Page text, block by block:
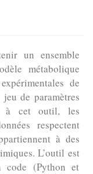
un ensemble
métabolique
de
de paramètres
à cet outil, les
respectent
à des
L’outil est
code (Python et